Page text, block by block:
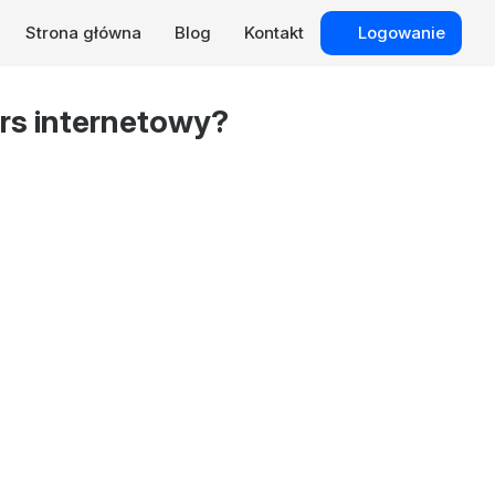
Strona główna Blog Kontakt Logowanie
internetowy?